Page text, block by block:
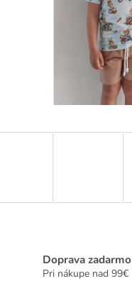
Doprava zadarmo
Pri nákupe nad 99€